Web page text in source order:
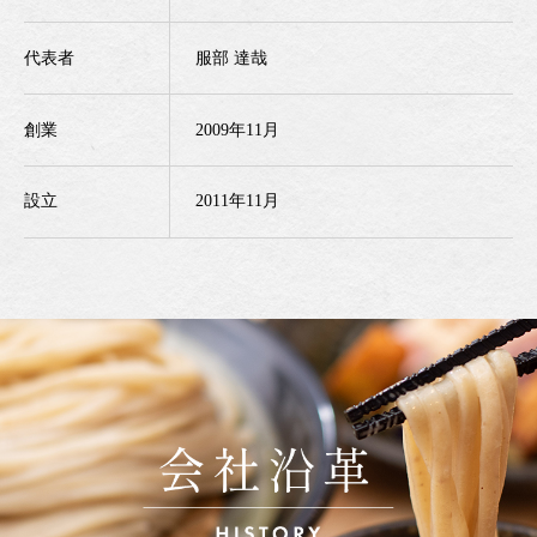
代表者 服部 達哉
創業 2009年11月
設立 2011年11月